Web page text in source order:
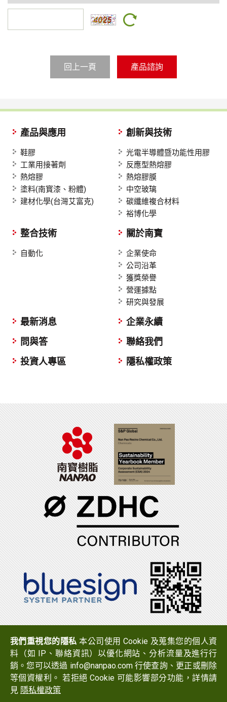
回上一頁
產品與應用
鞋膠
工業用接著劑
熱熔膠
塗料(南寳漆、粉體)
建材化學(台灣艾富克)
創新與技術
光電半導體暨功能性用膠
反應型熱熔膠
熱熔膠膜
中空玻璃
碳纖維複合材料
裕博化學
整合技術
自動化
關於南寶
企業使命
公司沿革
獲獎榮譽
營運據點
研究與發展
最新消息
問與答
投資人專區
企業永續
聯絡我們
隱私權政策
地址：723 台南市西港區中山路519號
Email：
info@nanpao.com
Copyright © 2017 NANPAO RESINS CHEMICAL GROUP All
我們重視您的隱私 本公司使用 Cookie 及蒐集您的個人資
料（如 IP、聯絡資訊）以優化網站、分析流量及進行行
銷。您可以透過 info@nanpao.com 行使查詢、更正或刪除
等個資權利。 若拒絕 Cookie 可能影響部分功能，詳情請
見 隱私權政策